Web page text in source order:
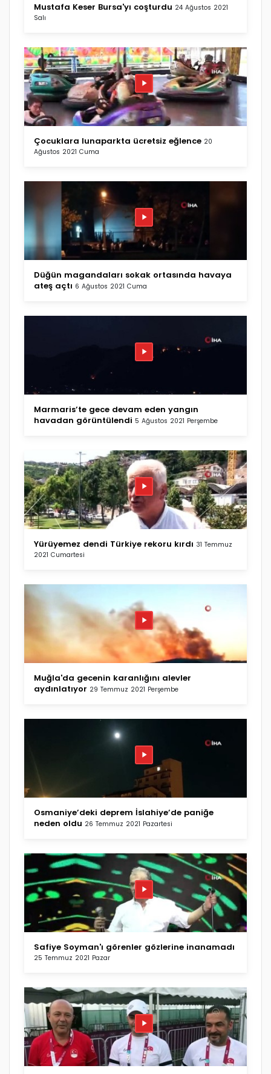
Mustafa Keser Bursa'yı coşturdu 24 Ağustos 2021
Salı
Çocuklara lunaparkta ücretsiz eğlence 20
Ağustos 2021 Cuma
Düğün magandaları sokak ortasında havaya
ateş açtı 6 Ağustos 2021 Cuma
Marmaris’te gece devam eden yangın
havadan görüntülendi 5 Ağustos 2021 Perşembe
Yürüyemez dendi Türkiye rekoru kırdı 31 Temmuz
2021 Cumartesi
Muğla'da gecenin karanlığını alevler
aydınlatıyor 29 Temmuz 2021 Perşembe
Osmaniye’deki deprem İslahiye’de paniğe
neden oldu 26 Temmuz 2021 Pazartesi
Safiye Soyman'ı görenler gözlerine inanamadı
25 Temmuz 2021 Pazar